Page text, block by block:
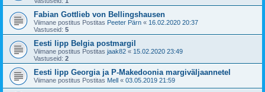
Fabian Gottlieb von Bellingshausen
Viimane postitus Postitas Peeter Pärn « 16.02.2020 20:37
Vastuseid: 5
Eesti lipp Belgia postmargil
Viimane postitus Postitas jaak82 « 15.02.2020 23:49
Vastuseid: 2
Eesti lipp Georgia ja P-Makedoonia margiväljaannetel
Viimane postitus Postitas Mell « 03.05.2019 21:59